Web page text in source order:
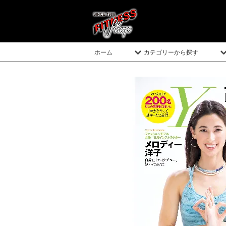
ホーム カテゴリーから探す